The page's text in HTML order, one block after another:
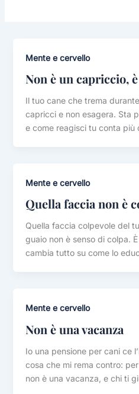
Mente e cervello
Non è un capriccio,
Il tuo cane che trema
capricci e non esagera. Sta
e come reagisci tu conta più
Mente e cervello
Quella faccia non è
Quella faccia colpevole del
guaio non è senso di colpa.
cambia tutto su come lo
Mente e cervello
Non è una vacanza
Io una pensione per cani ce
cosa che mi rema contro:
non è una vacanza, e chi ti